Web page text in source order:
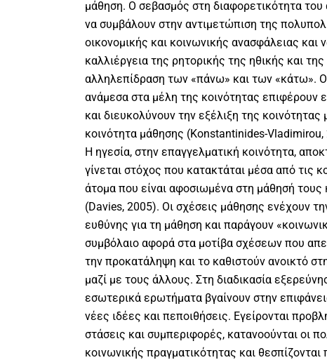
μάθηση. Ο σεβασμός στη διαφορετικότητα
να συμβάλουν στην αντιμετώπιση της
οικονομικής και κοινωνικής ανασφάλειας και
καλλιέργεια της ρητορικής της ηθικής και
αλληλεπίδραση των «πάνω» και των «κάτω».
ανάμεσα στα μέλη της κοινότητας επιφέρουν
και διευκολύνουν την εξέλιξη της
κοινότητα μάθησης (Konstantinides-Vladimirou,
Η ηγεσία, στην επαγγελματική κοινότητα,
γίνεται στόχος που κατακτάται μέσα από τις
άτομα που είναι αφοσιωμένα στη μάθησή
(Davies, 2005). Οι σχέσεις μάθησης ενέχουν
ευθύνης για τη μάθηση και παράγουν
συμβόλαιο αφορά στα μοτίβα σχέσεων που
την προκατάληψη και το καθιστούν ανοικτό
μαζί με τους άλλους. Στη διαδικασία
εσωτερικά ερωτήματα βγαίνουν στην
νέες ιδέες και πεποιθήσεις. Εγείρονται
στάσεις και συμπεριφορές, κατανοούνται οι
κοινωνικής πραγματικότητας και θεσπίζονται